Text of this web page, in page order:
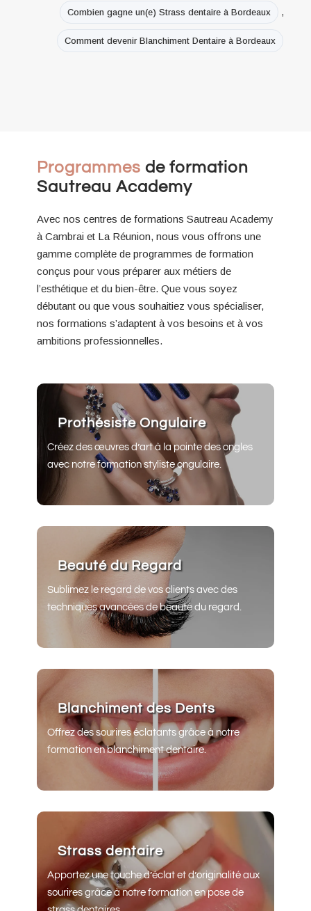
Combien gagne un(e) Strass dentaire à Bordeaux ,
Comment devenir Blanchiment Dentaire à Bordeaux
Programmes de formation
Sautreau Academy
Avec nos centres de formations Sautreau Academy
à Cambrai et La Réunion, nous vous offrons une
gamme complète de programmes de formation
conçus pour vous préparer aux métiers de
l’esthétique et du bien-être. Que vous soyez
débutant ou que vous souhaitiez vous spécialiser,
nos formations s’adaptent à vos besoins et à vos
ambitions professionnelles.
Prothésiste Ongulaire
Créez des œuvres d’art à la pointe des ongles
avec notre formation styliste ongulaire.
Beauté du Regard
Sublimez le regard de vos clients avec des
techniques avancées de beauté du regard.
Blanchiment des Dents
Offrez des sourires éclatants grâce à notre
formation en blanchiment dentaire.
Strass dentaire
Apportez une touche d’éclat et d’originalité aux
sourires grâce à notre formation en pose de